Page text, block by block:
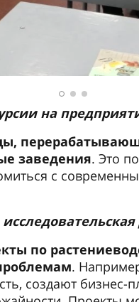
на
заведения. Это
с
по
.
создают